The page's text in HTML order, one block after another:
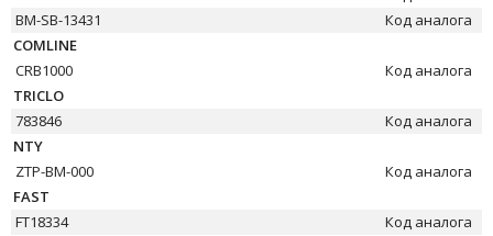
BM-SB-13431
Код аналога
COMLINE
CRB1000
Код аналога
TRICLO
783846
Код аналога
NTY
ZTP-BM-000
Код аналога
FAST
FT18334
Код аналога